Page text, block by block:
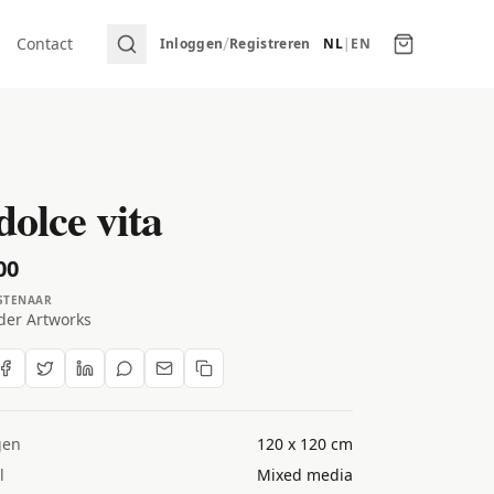
Contact Inloggen/Registreren NL| EN
vita
Artworks
120 x 120 cm
Mixed media